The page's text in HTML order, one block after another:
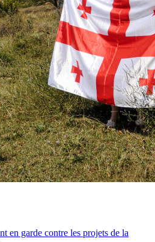
en garde contre les projets de la